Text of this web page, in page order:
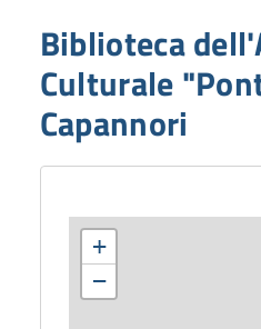
Biblioteca
Culturale
Capannori
+
−